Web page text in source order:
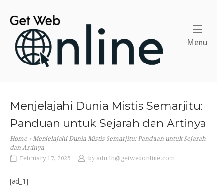
content
Home
Menu
Menjelajahi Dunia Mistis Semarjitu:
Panduan untuk Sejarah dan Artinya
Home » Menjelajahi Dunia Mistis Semarjitu: Panduan untuk Sejarah
dan Artinya
February 17, 2025
by admin@getwebonline.com
[ad_1]